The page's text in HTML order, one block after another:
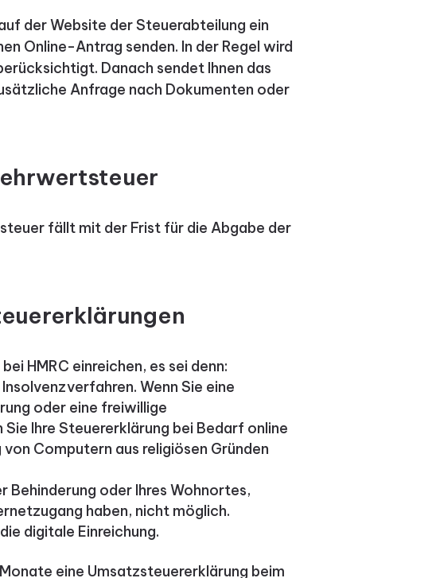
der Website der Steuerabteilung ein
Online-Antrag senden. In der Regel wird
Danach sendet Ihnen das
Anfrage nach Dokumenten oder
fällt mit der Frist für die Abgabe der
HMRC einreichen, es sei denn:
Wenn Sie eine
oder eine freiwillige
Ihre Steuererklärung bei Bedarf online
Computern aus religiösen Gründen
Behinderung oder Ihres Wohnortes,
haben, nicht möglich.
digitale Einreichung.
eine Umsatzsteuererklärung beim